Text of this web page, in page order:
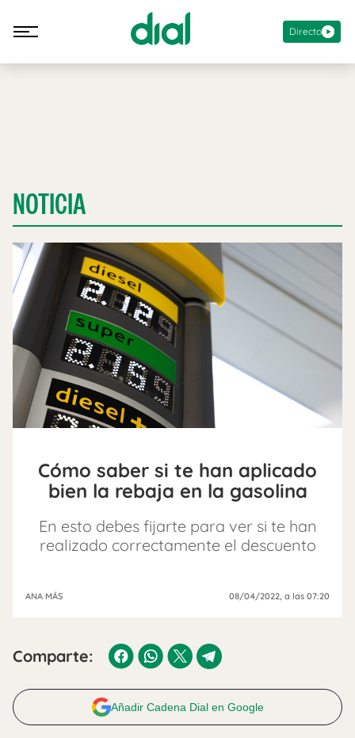
Directo
NOTICIA
Cómo saber si te han aplicado
bien la rebaja en la gasolina
En esto debes fijarte para ver si te han
realizado correctamente el descuento
ANA MÁS 08/04/2022, a las 07:20
Comparte:
Añadir Cadena Dial en Google